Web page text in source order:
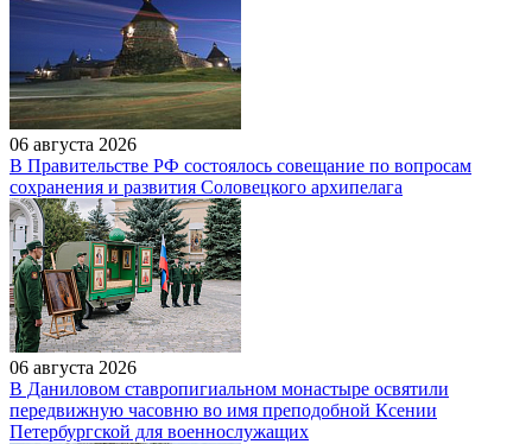
06 августа 2026
В Правительстве РФ состоялось совещание по вопросам
сохранения и развития Соловецкого архипелага
06 августа 2026
В Даниловом ставропигиальном монастыре освятили
передвижную часовню во имя преподобной Ксении
Петербургской для военнослужащих